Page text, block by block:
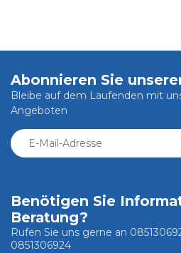
Benötigen Sie
Beratung?
Rufen Sie uns gerne an
0851306924
Abonnieren Sie
Bleibe auf dem Laufenden mit
Angeboten